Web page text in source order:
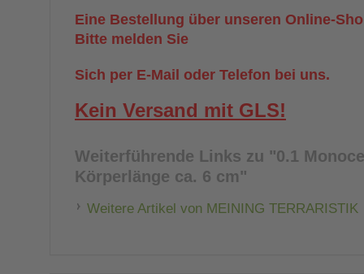
Eine Bestellung über unseren Online-
Bitte melden Sie
Sich per E-Mail oder Telefon bei uns.
Kein Versand mit GLS!
Weiterführende Links zu "0.1
Körperlänge ca. 6 cm"
Weitere Artikel von MEINING TERRARISTIK